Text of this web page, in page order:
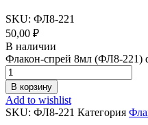
SKU: ФЛ8-221
50,00 ₽
В наличии
Флакон-спрей 8мл (ФЛ8-221)
В корзину
Add to wishlist
SKU: ФЛ8-221 Категория